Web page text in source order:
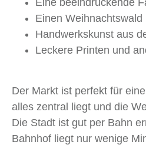
Eine beeindruckende
Einen
Handwerkskunst aus
Leckere Printen und
Der Markt ist perfekt für
alles zentral liegt und die
Die Stadt ist gut per Bahn
Bahnhof liegt nur wenige